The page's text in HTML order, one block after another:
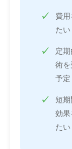
費用
たい
定
術を
予定
短期
効果
たい